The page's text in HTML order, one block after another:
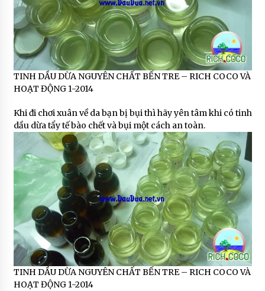
TINH DẦU DỪA NGUYÊN CHẤT BẾN TRE – RICH COCO VÀ
HOẠT ĐỘNG 1-2014
Khi đi chơi xuân về da bạn bị bụi thì hãy yên tâm khi có tinh
dầu dừa tẩy tế bào chết và bụi một cách an toàn.
TINH DẦU DỪA NGUYÊN CHẤT BẾN TRE – RICH COCO VÀ
HOẠT ĐỘNG 1-2014